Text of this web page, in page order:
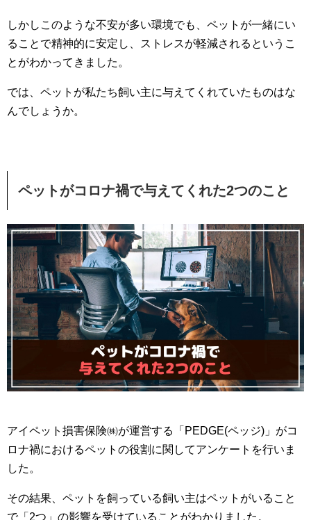
しかしこのような不安が多い環境でも、ペットが一緒にい
ることで精神的に安定し、ストレスが軽減されるというこ
とがわかってきました。
では、ペットが私たち飼い主に与えてくれていたものはな
んでしょうか。
ペットがコロナ禍で与えてくれた2つのこと
アイペット損害保険㈱が運営する「PEDGE(ペッジ)」がコ
ロナ禍におけるペットの役割に関してアンケートを行いま
した。
その結果、ペットを飼っている飼い主はペットがいること
で「2つ」の影響を受けていることがわかりました。